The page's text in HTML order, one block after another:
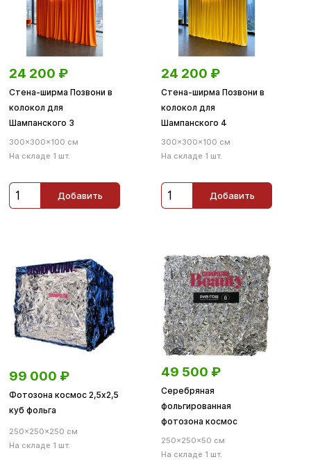
24 200 ₽
Стена-ширма Позвони в
колокол для
Шампанского 3
300×300×100 см
На складе 1 шт.
Добавить
24 200 ₽
Стена-ширма Позвони в
колокол для
Шампанского 4
300×300×100 см
На складе 1 шт.
Добавить
99 000 ₽
Фотозона космос 2,5х2,5
куб фольга
250×250×250 см
На складе 1 шт.
49 500 ₽
Серебряная
фольгированная
фотозона космос
250×250×50 см
На складе 1 шт.